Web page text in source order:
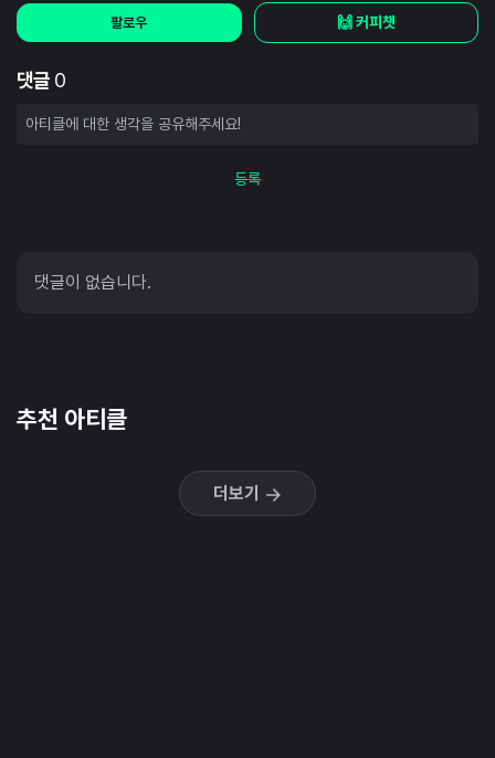
팔로우 🙌 커피챗
댓글 0
등록
댓글이 없습니다.
추천 아티클
더보기